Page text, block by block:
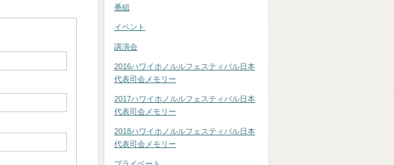
番組
イベント
講演会
2016ハワイホノルルフェスティバル日本
代表司会メモリー
2017ハワイホノルルフェスティバル日本
代表司会メモリー
2018ハワイホノルルフェスティバル日本
代表司会メモリー